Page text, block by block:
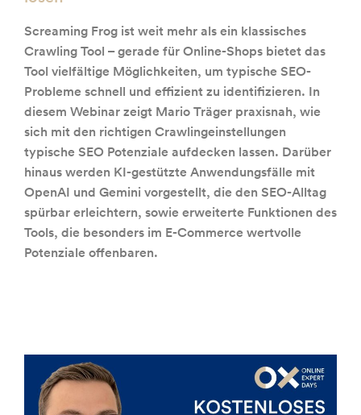
Screaming Frog ist weit mehr als ein klassisches
Crawling Tool – gerade für Online-Shops bietet das
Tool vielfältige Möglichkeiten, um typische SEO-
Probleme schnell und effizient zu identifizieren. In
diesem Webinar zeigt Mario Träger praxisnah, wie
sich mit den richtigen Crawlingeinstellungen
typische SEO Potenziale aufdecken lassen. Darüber
hinaus werden KI-gestützte Anwendungsfälle mit
OpenAI und Gemini vorgestellt, die den SEO-Alltag
spürbar erleichtern, sowie erweiterte Funktionen des
Tools, die besonders im E-Commerce wertvolle
Potenziale offenbaren.